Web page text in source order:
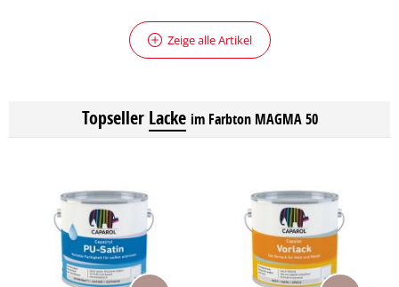
Zeige alle Artikel
Topseller Lacke im Farbton MAGMA 50